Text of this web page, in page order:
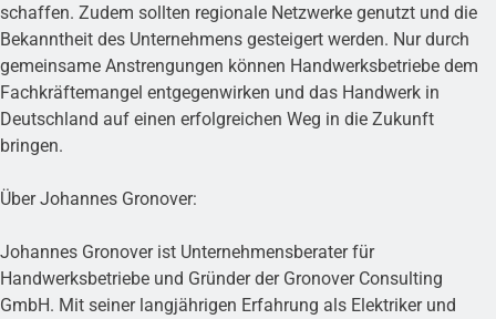
schaffen. Zudem sollten regionale Netzwerke genutzt und die
Bekanntheit des Unternehmens gesteigert werden. Nur durch
gemeinsame Anstrengungen können Handwerksbetriebe dem
Fachkräftemangel entgegenwirken und das Handwerk in
Deutschland auf einen erfolgreichen Weg in die Zukunft
bringen.
Über Johannes Gronover:
Johannes Gronover ist Unternehmensberater für
Handwerksbetriebe und Gründer der Gronover Consulting
GmbH. Mit seiner langjährigen Erfahrung als Elektriker und